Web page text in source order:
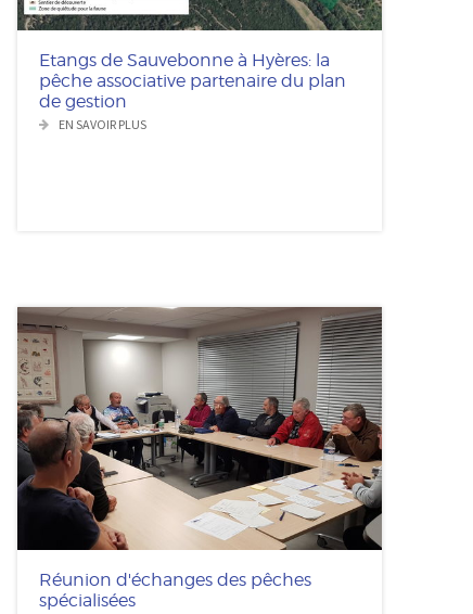
Etangs de Sauvebonne à Hyères: la
pêche associative partenaire du plan
de gestion
EN SAVOIR PLUS
Réunion d'échanges des pêches
spécialisées